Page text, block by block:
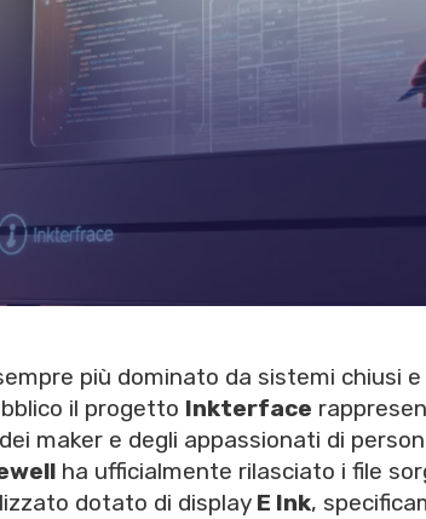
più dominato da sistemi chiusi
il progetto Inkterface
maker e degli appassionati di
ha ufficialmente rilasciato i file
dotato di display E Ink,